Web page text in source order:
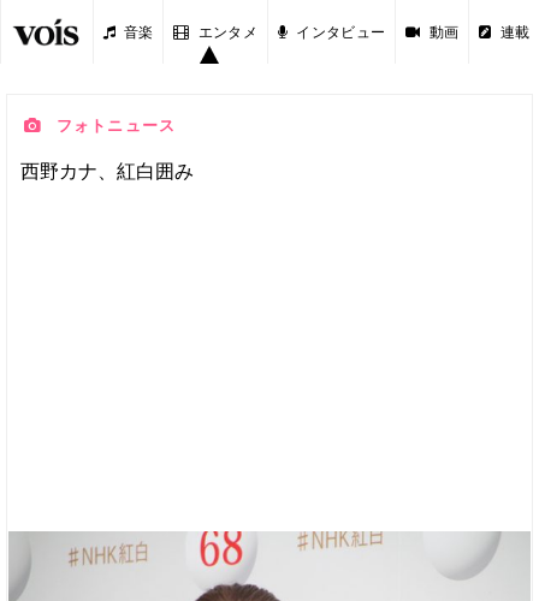
音楽 エンタメ インタビュー 動画 連載
フォトニュース
西野カナ、紅白囲み